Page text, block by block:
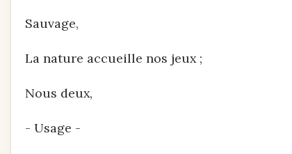
Sauvage,
La nature accueille nos jeux ;
Nous deux,
- Usage -